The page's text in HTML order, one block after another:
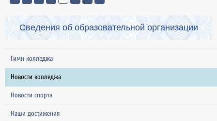
Сведения об образовательной организации
Гимн колледжа
Новости колледжа
Новости спорта
Наши достижения